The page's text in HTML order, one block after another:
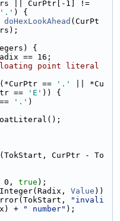
'.' ) {
doHexLookAhead (CurPt
{
== 16;
point literal
== '.'
|| *Cu
== 'E' )) {
'.' )
(TokStart, CurPtr - To
0, true );
Value ))
"invali
+ " number" );